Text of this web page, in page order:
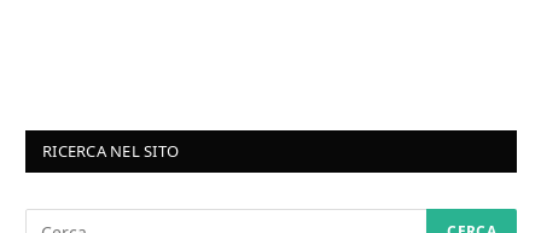
RICERCA NEL SITO